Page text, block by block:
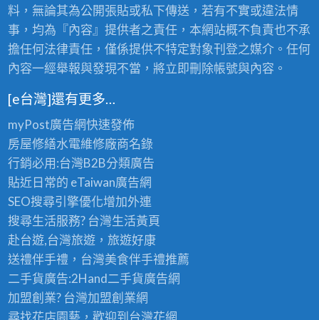
料，無論其為公開張貼或私下傳送，若有不實或違法情
事，均為『內容』提供者之責任，本網站概不負責也不承
擔任何法律責任，僅係提供不特定對象刊登之媒介。任何
內容一經舉報與發現不當，將立即刪除帳號與內容。
[e台灣]還有更多…
myPost廣告網快速發佈
房屋修繕水電維修廠商名錄
行銷必用:台灣B2B分類廣告
貼近日常的 eTaiwan廣告網
SEO搜尋引擎優化增加外連
搜尋生活服務? 台灣生活黃頁
赴台遊,台灣旅遊，旅遊好康
送禮伴手禮，台灣美食伴手禮推薦
二手貨廣告:2Hand二手貨廣告網
加盟創業? 台灣加盟創業網
尋找花店園藝，歡迎到台灣花網